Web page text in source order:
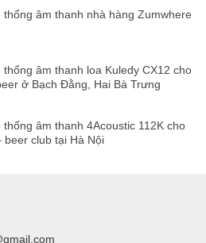
high performance, 21-inch
with both woofers sharing
One woofer’s frontal radiation is
frontal radiation drives the
thống âm thanh nhà hàng Zumwhere
thống âm thanh loa Kuledy CX12 cho
ở Bạch Đằng, Hai Bà Trưng
thống âm thanh 4Acoustic 112K cho
beer club tại Hà Nội